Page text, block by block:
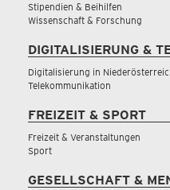
Stipendien & Beihilfen
Wissenschaft & Forschung
DIGITALISIERUNG &
Digitalisierung in
Telekommunikation
FREIZEIT & SPORT
Freizeit & Veranstaltungen
Sport
GESELLSCHAFT &